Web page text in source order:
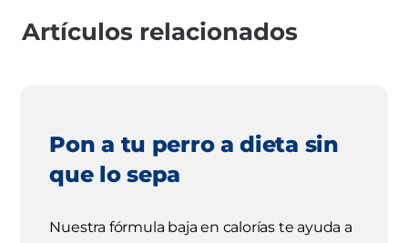
Artículos relacionados
Pon a tu perro a dieta sin
que lo sepa
Nuestra fórmula baja en calorías te ayuda a